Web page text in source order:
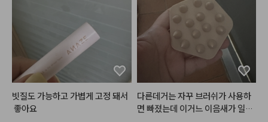
자주 손이가는 팔레트에요
다채로운 펄 구성으로 포인트있는
메이크업을 연출하기에도 좋고,
영상 시작부분에 넣은 세번째 바세
린광의 화이트펄이
어디에 올려도 너모 예쁘다는 것
😘
빗질도 가능하고 가볍게 고정 돼서
좋아요
다른데거는 자꾸 브러쉬가 사용하
면 빠졌는데 이거느 이음새가 일체